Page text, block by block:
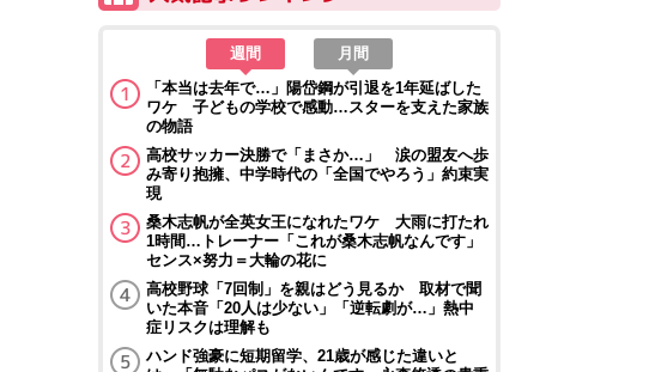
週間
月間
「本当は去年で…」陽岱鋼が引退を1年延ばした
ワケ 子どもの学校で感動…スターを支えた家族
の物語
高校サッカー決勝で「まさか…」 涙の盟友へ歩
み寄り抱擁、中学時代の「全国でやろう」約束実
現
桑木志帆が全英女王になれたワケ 大雨に打たれ
1時間…トレーナー「これが桑木志帆なんです」
センス×努力＝大輪の花に
高校野球「7回制」を親はどう見るか 取材で聞
いた本音「20人は少ない」「逆転劇が…」熱中
症リスクは理解も
ハンド強豪に短期留学、21歳が感じた違いと